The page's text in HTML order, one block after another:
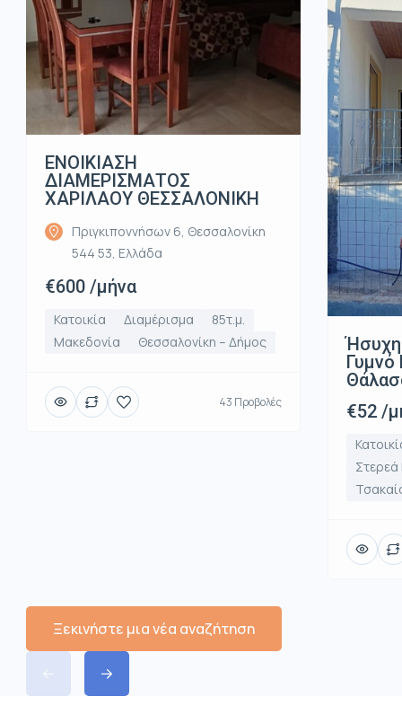
ΕΝΟΙΚΙΑΣΗ
ΔΙΑΜΕΡΙΣΜΑΤΟΣ
ΧΑΡΙΛΑΟΥ ΘΕΣΣΑΛΟΝΙΚΗ
Πριγκιποννήσων 6, Θεσσαλονίκη
544 53, Ελλάδα
€600 /μήνα
Κατοικία Διαμέρισμα
85τ.μ.
Μακεδονία
Θεσσαλονίκη – Δήμος
43 Προβολές
Γυμνό
€52 /
Ξεκινήστε μια νέα αναζήτηση